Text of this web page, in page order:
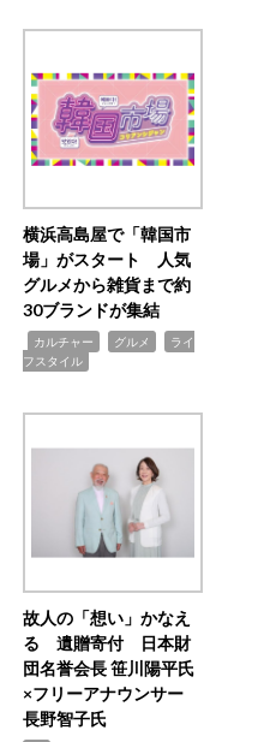
横浜高島屋で「韓国市
場」がスタート 人気
グルメから雑貨まで約
30ブランドが集結
カルチャー グルメ
ライ
フスタイル
故人の「想い」かなえ
る 遺贈寄付 日本財
団名誉会長 笹川陽平氏
×フリーアナウンサー
長野智子氏